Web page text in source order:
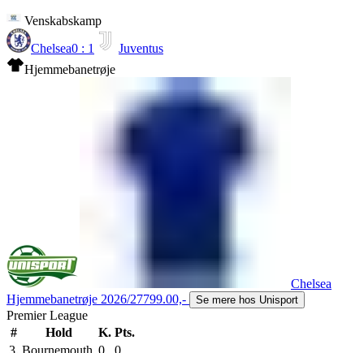
Venskabskamp
Chelsea0 : 1
Juventus
Hjemmebanetrøje
Chelsea
Hjemmebanetrøje 2026/27799.00,- Se mere hos Unisport
Premier League
#
Hold K. Pts.
3. Bournemouth 0
0